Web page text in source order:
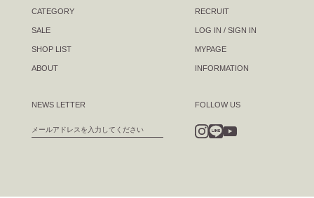
CATEGORY
SALE
SHOP LIST
ABOUT
NEWS LETTER
RECRUIT
LOG IN / SIGN IN
MYPAGE
INFORMATION
FOLLOW US